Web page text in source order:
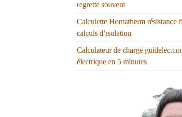
regrette souvent
Calculette Homatherm résistance
calculs d’isolation
Calculateur de charge
électrique en 5 minutes